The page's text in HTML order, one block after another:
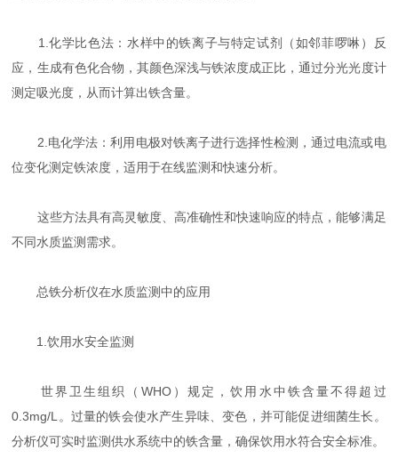
1.化学比色法：水样中的铁离子与特定试剂（如邻菲啰啉）反
应，生成有色化合物，其颜色深浅与铁浓度成正比，通过分光光度计
测定吸光度，从而计算出铁含量。
2.电化学法：利用电极对铁离子进行选择性检测，通过电流或电
位变化测定铁浓度，适用于在线监测和快速分析。
这些方法具有高灵敏度、高准确性和快速响应的特点，能够满足
不同水质监测需求。
总铁分析仪在水质监测中的应用
1.饮用水安全监测
世界卫生组织（WHO）规定，饮用水中铁含量不得超过
0.3mg/L。过量的铁会使水产生异味、变色，并可能促进细菌生长。
分析仪可实时监测供水系统中的铁含量，确保饮用水符合安全标准。